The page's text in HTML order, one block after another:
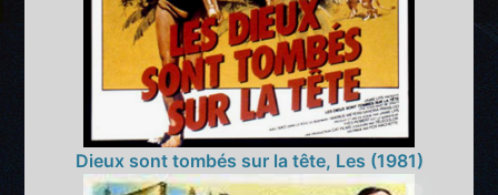
Dieux sont tombés sur la tête, Les (1981)